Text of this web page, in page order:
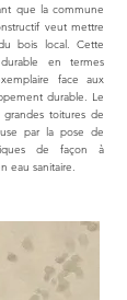
que la commune
veut mettre
bois local. Cette
en termes
face aux
durable. Le
toitures de
par la pose de
de façon à
eau sanitaire.